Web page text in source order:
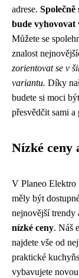
adrese.
bude vyhovovat
Můžete se
znalost
zorientovat se v
variantu. Díky
budete si moci
přesvědčit sami
Nízké ceny
V Planeo Elektro
měly být
nejnovější trendy
nízké ceny. Náš
najdete vše od
praktické
vybavujete